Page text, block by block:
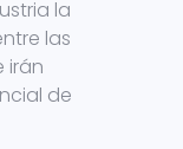
la
las
irán
de